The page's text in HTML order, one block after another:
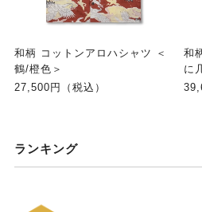
和柄 コットンアロハシャツ ＜
鶴/橙色＞
27,500円（税込）
和
に
ランキング